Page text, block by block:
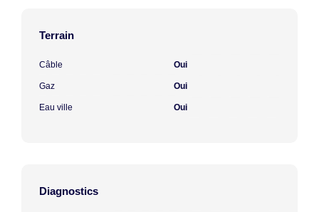
Terrain
Câble Oui
Gaz Oui
Eau ville Oui
Diagnostics